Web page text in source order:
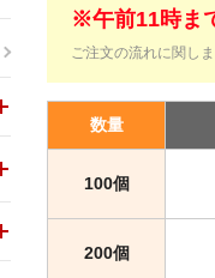
※午前11時ま
ご注文の流れに関しま
数量
100個
200個